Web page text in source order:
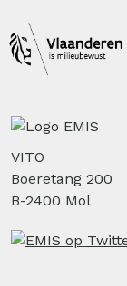
VITO
Boeretang 200
B-2400 Mol